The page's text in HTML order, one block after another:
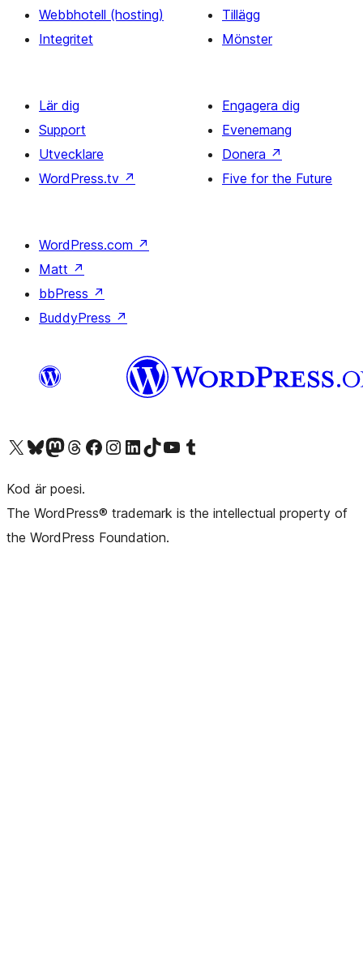
Webbhotell (hosting)
Integritet
Tillägg
Mönster
Lär dig
Support
Utvecklare
WordPress.tv ↗
Engagera dig
Evenemang
Donera ↗
Five for the Future
WordPress.com ↗
Matt ↗
bbPress ↗
BuddyPress ↗
Besök vår X-konto (f.d. Twitter)
Besök vårt Bluesky-konto
Besök vårt Mastodon-konto
Besök vårt Thread-konto
Besök vår Facebook-sidaBesök vårt Instagram-konto
Besök vårt LinkedIn-konto
Besök vårt TikTok-konto
Besök vår YouTube-kanalBesök vårt Tumblr-konto
Kod är poesi.
The WordPress® trademark is the intellectual property of
the WordPress Foundation.